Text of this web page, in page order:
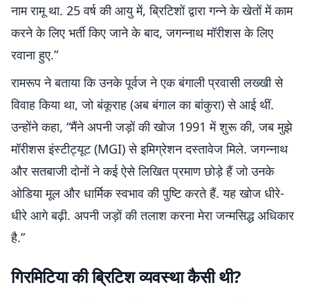
नाम रामू था. 25 वर्ष की आयु में, ब्रिटिशों द्वारा गन्ने के खेतों में काम
करने के लिए भर्ती किए जाने के बाद, जगन्नाथ मॉरीशस के लिए
रवाना हुए.”
रामरूप ने बताया कि उनके पूर्वज ने एक बंगाली प्रवासी लख्खी से
विवाह किया था, जो बंकूराह (अब बंगाल का बांकुरा) से आई थीं.
उन्होंने कहा, “मैंने अपनी जड़ों की खोज 1991 में शुरू की, जब मुझे
मॉरीशस इंस्टीट्यूट (MGI) से इमिग्रेशन दस्तावेज मिले. जगन्नाथ
और सतबाजी दोनों ने कई ऐसे लिखित प्रमाण छोड़े हैं जो उनके
ओडिया मूल और धार्मिक स्वभाव की पुष्टि करते हैं. यह खोज धीरे-
धीरे आगे बढ़ी. अपनी जड़ों की तलाश करना मेरा जन्मसिद्ध अधिकार
है.”
गिरमिटिया की ब्रिटिश व्यवस्था कैसी थी?